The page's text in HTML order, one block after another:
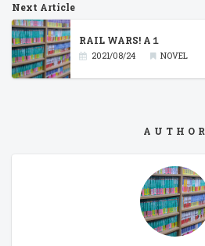
Next Article
RAIL WARS! A１
2021/08/24 NOVEL
AUTHOR